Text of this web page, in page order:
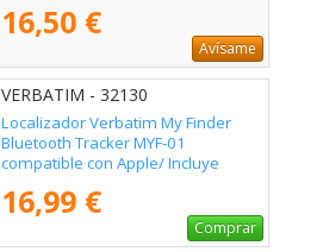
16,50 €
Avísame
VERBATIM - 32130
Localizador Verbatim My Finder
Bluetooth Tracker MYF-01
compatible con Apple/ Incluye
16,99 €
Comprar